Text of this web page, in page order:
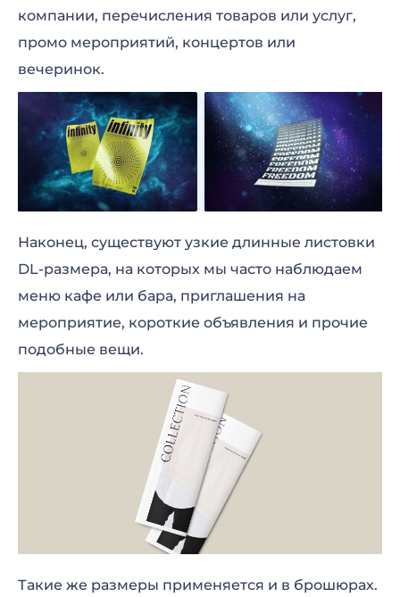
компании, перечисления товаров или услуг,
промо мероприятий, концертов или
вечеринок.
Наконец, существуют узкие длинные листовки
DL-размера, на которых мы часто наблюдаем
меню кафе или бара, приглашения на
мероприятие, короткие объявления и прочие
подобные вещи.
Такие же размеры применяется и в брошюрах.